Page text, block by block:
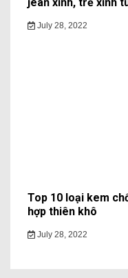
July 28, 2022
Top 10 loại kem
hợp thiên khô
July 28, 2022